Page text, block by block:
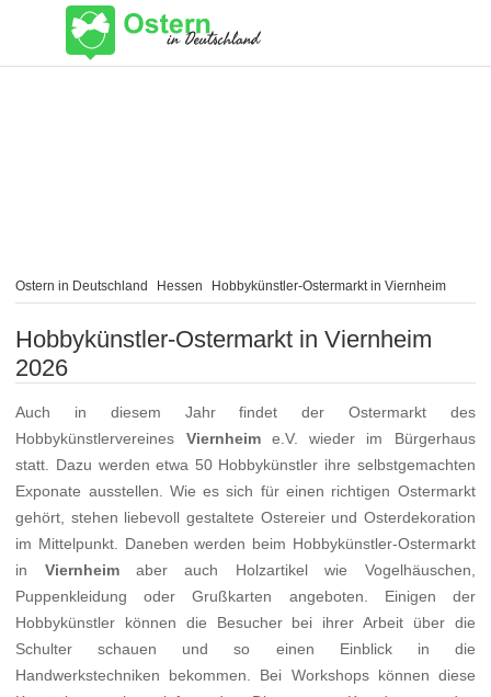
Ostern in Deutschland Hessen Hobbykünstler-Ostermarkt in Viernheim
Hobbykünstler-Ostermarkt in Viernheim
2026
Auch in diesem Jahr findet der Ostermarkt des
Hobbykünstlervereines Viernheime.V. wieder im Bürgerhaus
statt. Dazu werden etwa 50 Hobbykünstler ihre selbstgemachten
Exponate ausstellen. Wie es sich für einen richtigen Ostermarkt
gehört, stehen liebevoll gestaltete Ostereier und Osterdekoration
im Mittelpunkt. Daneben werden beim Hobbykünstler-Ostermarkt
in Viernheimaber auch Holzartikel wie Vogelhäuschen,
Puppenkleidung oder Grußkarten angeboten. Einigen der
Hobbykünstler können die Besucher bei ihrer Arbeit über die
Schulter schauen und so einen Einblick in die
Handwerkstechniken bekommen. Bei Workshops können diese